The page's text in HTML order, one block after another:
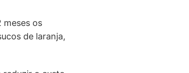
meses os
de laranja,